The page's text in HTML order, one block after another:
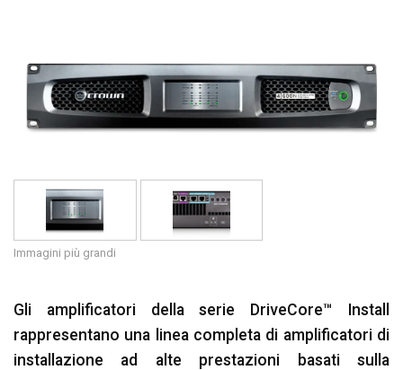
Immagini più grandi
Gli amplificatori della serie DriveCore™ Install
rappresentano una linea completa di amplificatori di
installazione ad alte prestazioni basati sulla